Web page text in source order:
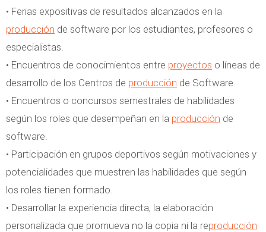
• Ferias expositivas de resultados alcanzados en la
producción de software por los estudiantes, profesores o
especialistas.
• Encuentros de conocimientos entre proyectos o líneas de
desarrollo de los Centros de producción de Software.
• Encuentros o concursos semestrales de habilidades
según los roles que desempeñan en la producción de
software.
• Participación en grupos deportivos según motivaciones y
potencialidades que muestren las habilidades que según
los roles tienen formado.
• Desarrollar la experiencia directa, la elaboración
personalizada que promueva no la copia ni la reproducción